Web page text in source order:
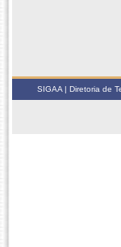
SIGAA | Diretoria de